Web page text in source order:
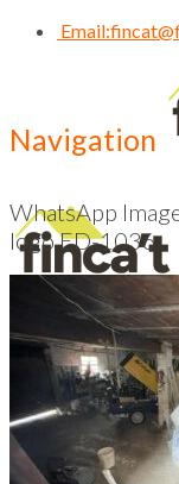
Email:
Navigation
CALL US NOW
93 830 14 35
Inici
WhatsApp
logo ED-1036